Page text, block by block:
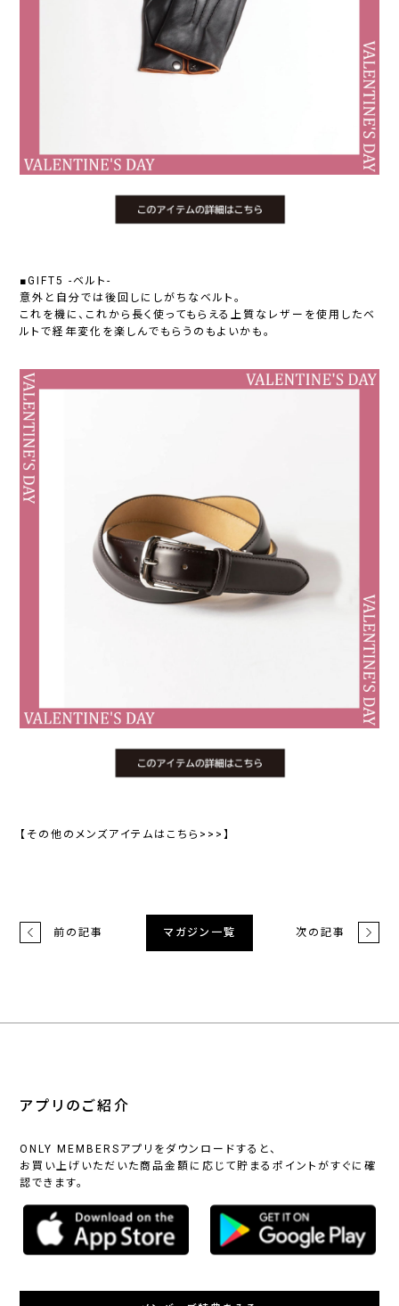
■GIFT5 -ベルト-
意外と自分では後回しにしがちなベルト。
これを機に、これから長く使ってもらえる上質なレザーを使用したベ
ルトで経年変化を楽しんでもらうのもよいかも。
【その他のメンズアイテムはこちら>>>】
前の記事 マガジン一覧 次の記事
アプリのご紹介
ONLY MEMBERSアプリをダウンロードすると、
お買い上げいただいた商品金額に応じて貯まるポイントがすぐに確
認できます。